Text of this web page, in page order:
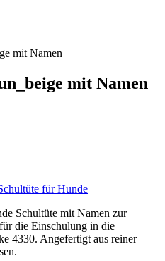
mit Namen
mit Namen
Schultüte mit Namen zur
die Einschulung in die
4330. Angefertigt aus reiner